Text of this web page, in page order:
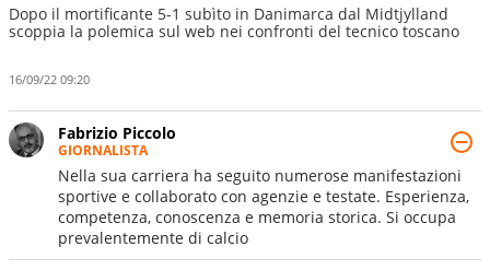
Dopo il mortificante 5-1 subìto in Danimarca dal Midtjylland
scoppia la polemica sul web nei confronti del tecnico toscano
16/09/22 09:20
Fabrizio Piccolo
GIORNALISTA
Nella sua carriera ha seguito numerose manifestazioni
sportive e collaborato con agenzie e testate. Esperienza,
competenza, conoscenza e memoria storica. Si occupa
prevalentemente di calcio